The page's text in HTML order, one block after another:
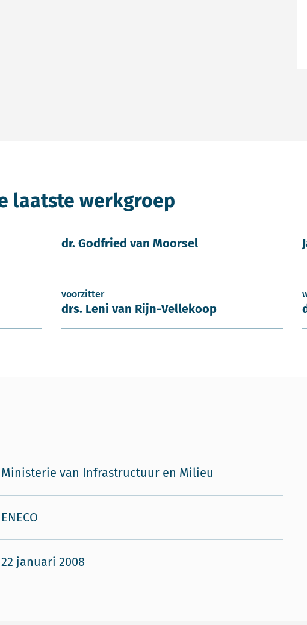
laatste werkgroep
dr. Godfried van Moorsel
voorzitter
drs. Leni van Rijn-Vellekoop
Ministerie van Infrastructuur en Milieu
ENECO
22 januari 2008